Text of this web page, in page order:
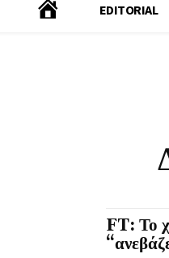
EDITORIAL
FT: Το